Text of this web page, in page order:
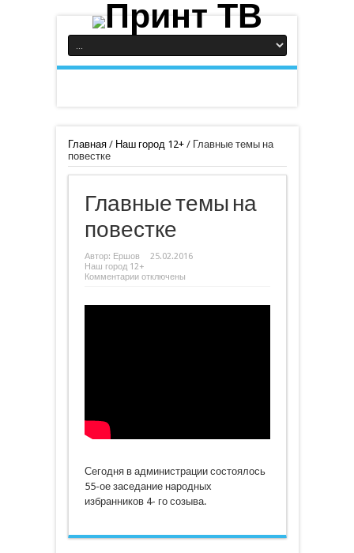
Главная/ Наш город 12+/ Главные темы на
повестке
Главные темы на
повестке
Автор: Ершов
25.02.2016
Наш город 12+
Комментариик
темы
отключены
Сегодня в администрации состоялось
55-ое заседание народных
избранников 4- го созыва.